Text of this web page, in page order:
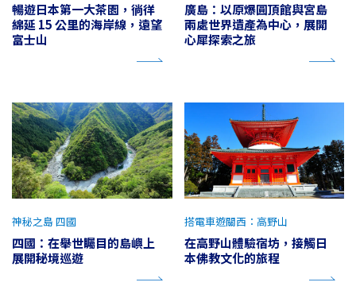
暢遊日本第一大茶園，徜徉
綿延 15 公里的海岸線，遠望
富士山
廣島：以原爆圓頂館與宮島
兩處世界遺產為中心，展開
心犀探索之旅
四國：在舉世矚目的島嶼上
展開秘境巡遊
神秘之島 四國
在高野山體驗宿坊，接觸日
本佛教文化的旅程
搭電車遊關西：高野山